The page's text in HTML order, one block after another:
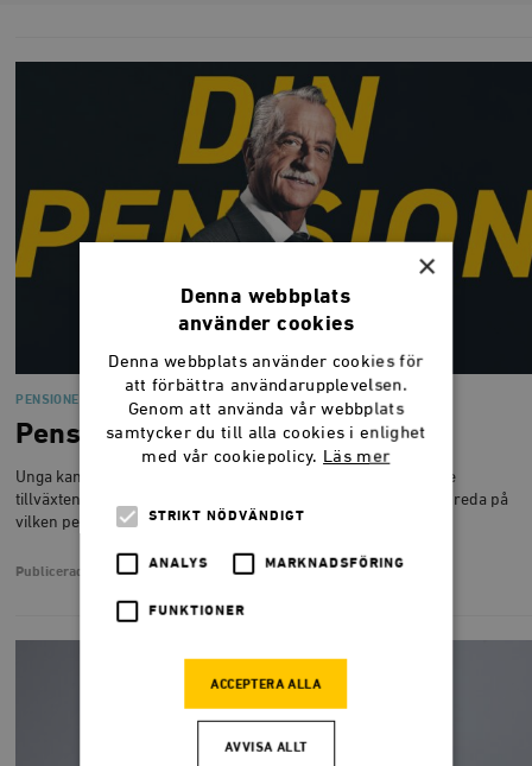
PENSIONER
Pensionen blir högre än du tror
Unga kan förvänta sig minst 50 000 kronor i pension tack vare
tillväxten. Timbro lanserar en pensionsräknare där du kan ta reda på
vilken pension du kan förvänta dig.
Publicerad 25 april 2022
×
Denna webbplats
använder cookies
Denna webbplats använder cookies för
att förbättra användarupplevelsen.
Genom att använda vår webbplats
samtycker du till alla cookies i enlighet
med vår cookiepolicy. Läs mer
STRIKT NÖDVÄNDIGT
ANALYS MARKNADSFÖRING
FUNKTIONER
ACCEPTERA ALLA
AVVISA ALLT